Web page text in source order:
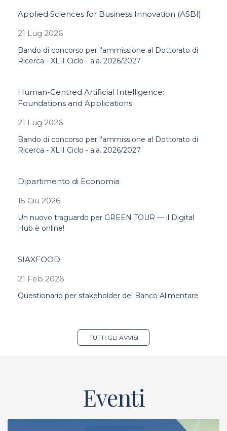
Applied Sciences for Business Innovation (ASBI)
21 Lug 2026
Bando di concorso per l'ammissione al Dottorato di
Ricerca - XLII Ciclo - a.a. 2026/2027
Human-Centred Artificial Intelligence:
Foundations and Applications
21 Lug 2026
Bando di concorso per l'ammissione al Dottorato di
Ricerca - XLII Ciclo - a.a. 2026/2027
Dipartimento di Economia
15 Giu 2026
Un nuovo traguardo per GREEN TOUR — il Digital
Hub è online!
SIAXFOOD
21 Feb 2026
Questionario per stakeholder del Banco Alimentare
TUTTI GLI AVVISI
Eventi